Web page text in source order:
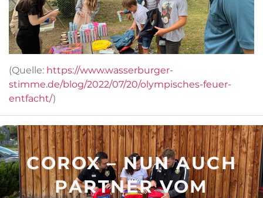
(Quelle: https://www.wasserburger-
stimme.de/blog/2022/07/20/olympisches-feuer-
entfacht/)
COROX – NUN AUCH
PARTNER VOM